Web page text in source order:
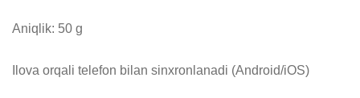
Aniqlik: 50 g
Ilova orqali telefon bilan sinxronlanadi (Android/iOS)